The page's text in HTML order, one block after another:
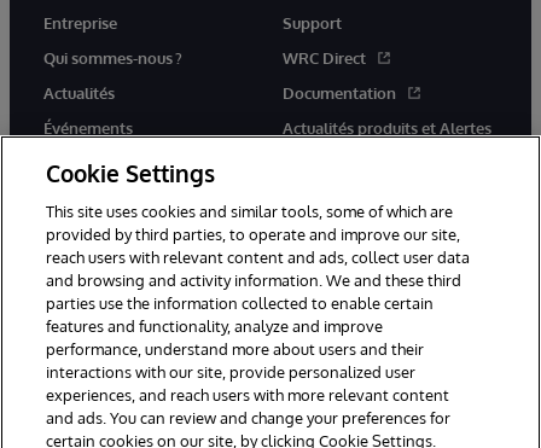
Entreprise
Qui sommes-nous ?
Actualités
Événements
Rejoignez-nous
Support
WRC Direct
Documentation
Actualités produits et Alertes
© 1996-2026 InterSystems Corporation, Cambridge, MA. Tous droits
réservés.
Mentions légales
Déclaration de confidentialité d'InterSystems Corporation
Garantie
Accessibilité
Cookie Settings
This site uses cookies and similar tools, some of which are
provided by third parties, to operate and improve our site,
reach users with relevant content and ads, collect user data
and browsing and activity information. We and these third
parties use the information collected to enable certain
features and functionality, analyze and improve
performance, understand more about users and their
interactions with our site, provide personalized user
experiences, and reach users with more relevant content
and ads. You can review and change your preferences for
certain cookies on our site, by clicking Cookie Settings.